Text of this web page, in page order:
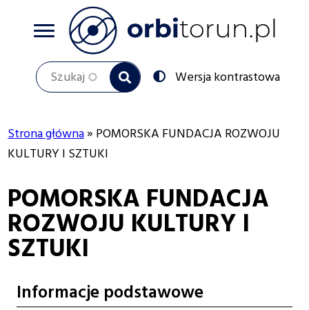
Szukaj
Przełącz
na:
Wersja kontrastowa
Ścieżka
nawigacyjna
Strona główna
POMORSKA FUNDACJA ROZWOJU
KULTURY I SZTUKI
POMORSKA FUNDACJA
ROZWOJU KULTURY I
SZTUKI
Informacje podstawowe